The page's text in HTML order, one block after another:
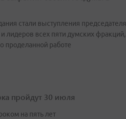
стали выступления председателя
лидеров всех пяти думских фракций,
проделанной работе
пройдут 30 июля
на пять лет